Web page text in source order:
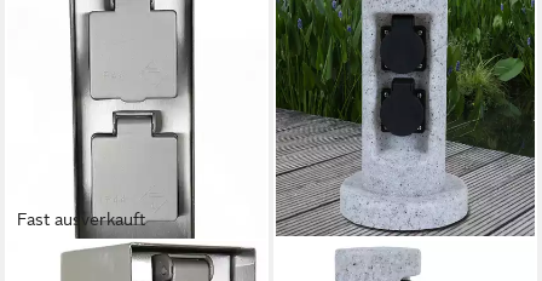
Fast ausverkauft
HOME4LIVING